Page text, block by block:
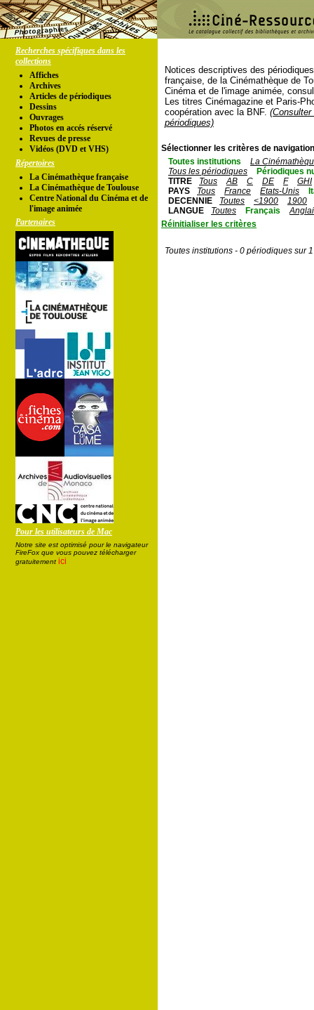
Recherches spécifiques dans les
collections
Affiches
Archives
Articles de périodiques
Dessins
Ouvrages
Photos en accés réservé
Revues de presse
Vidéos (DVD et VHS)
Répertoires
La Cinémathèque française
La Cinémathèque de Toulouse
Centre National du Cinéma et de
l'image animée
Partenaires
Pour les utilisateurs de Mac
Notre site est optimisé pour le navigateur
FireFox que vous pouvez télécharger
gratuitement ici
Notices descriptives des
française, de la Cinémathèque de
Cinéma et de l'image animée,
Les titres Cinémagazine et Paris-
coopération avec la BNF.
périodiques)
Sélectionner les critères de
Toutes institutions
La
Tous les périodiques
Périodiques
TITRE
Tous AB C DE F
GHI
PAYS
Tous France Etats-Unis
DECENNIE
Toutes <1900
1900
LANGUE
Toutes Français
Réinitialiser les critères
Toutes institutions - 0 périodiques sur